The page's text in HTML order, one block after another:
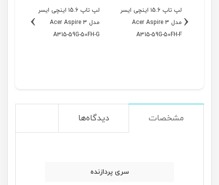
لپ تاپ ۱5.6 اینچی ایسر
مدل Acer Aspire 3
A315-59G-50FH-F
لپ تاپ ۱5.6 اینچی ایسر
مدل Acer Aspire 3
A315-59G-50FH-G
‹
›
مشخصات دیدگاه‌ها
سری پردازنده